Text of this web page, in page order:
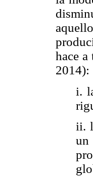
hace
2014):
i.
ii.
un